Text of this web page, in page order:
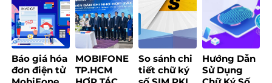
Báo giá hóa
đơn điện tử
MOBIFONE
TP.HCM
So sánh chi
tiết chữ ký
Hướng Dẫn
Sử Dụng